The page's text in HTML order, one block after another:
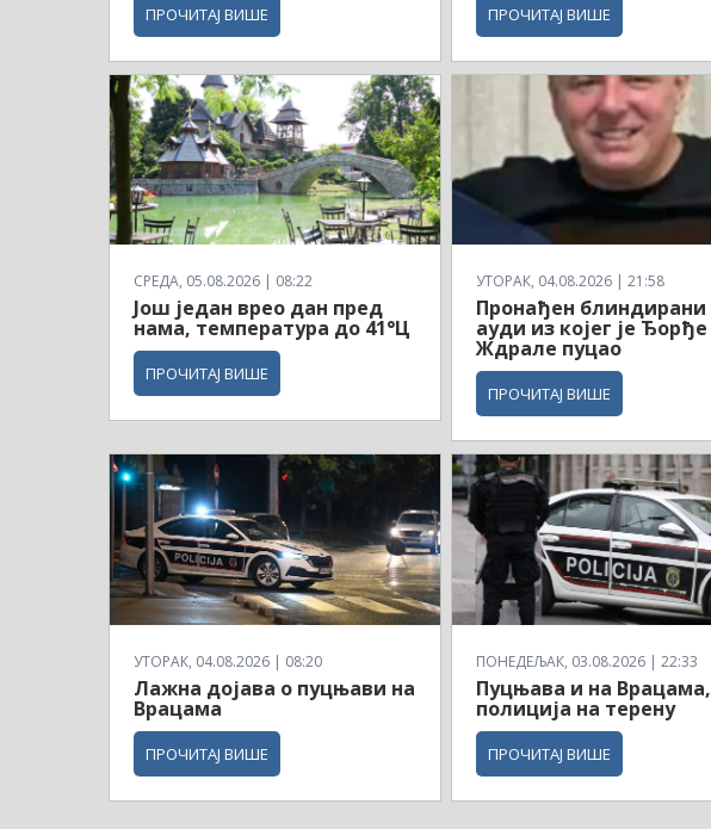
ПРОЧИТАЈ ВИШЕ ПРОЧИТАЈ ВИШЕ
СРЕДА, 05.08.2026 | 08:22
Још један врео дан пред
нама, температура до 41°Ц
ПРОЧИТАЈ ВИШЕ
УТОРАК, 04.08.2026 | 21:58
Пронађен блиндирани
ауди из којег је Ђорђе
Ждрале пуцао
ПРОЧИТАЈ ВИШЕ
УТОРАК, 04.08.2026 | 08:20
Лажна дојава о пуцњави на
Врацама
ПРОЧИТАЈ ВИШЕ
ПОНЕДЕЉАК, 03.08.2026 | 22:33
Пуцњава и на Врацама,
полиција на терену
ПРОЧИТАЈ ВИШЕ